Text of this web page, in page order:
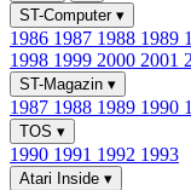
ST-Computer ▾
1986 1987 1988 1989
1998 1999 2000 2001
ST-Magazin ▾
1987 1988 1989 1990
TOS ▾
1990 1991 1992 1993
Atari Inside ▾